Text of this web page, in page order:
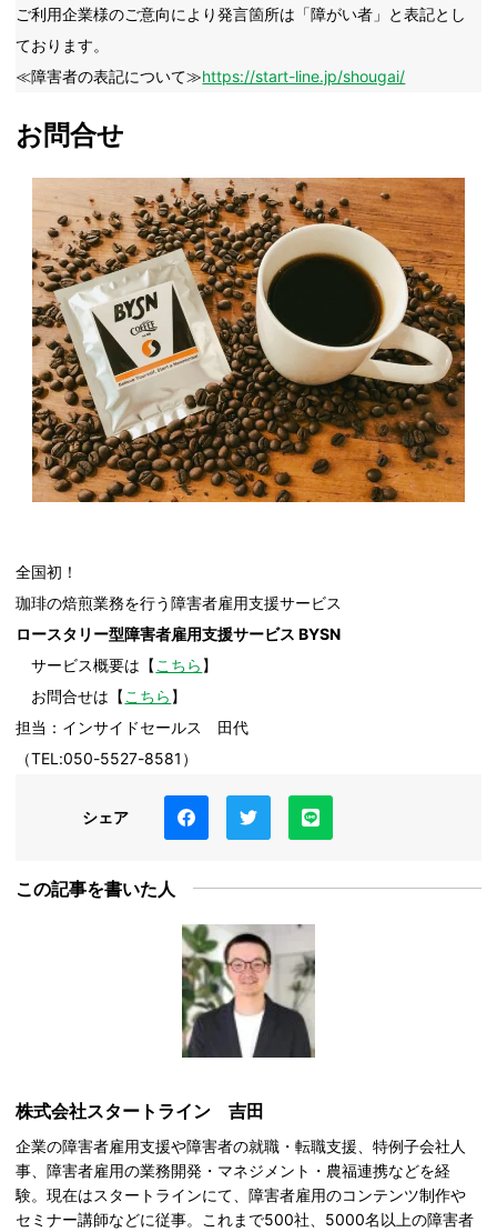
ご利用企業様のご意向により発言箇所は「障がい者」と表記とし
ております。
≪障害者の表記について≫https://start-line.jp/shougai/
お問合せ
全国初！
珈琲の焙煎業務を行う障害者雇用支援サービス
ロースタリー型障害者雇用支援サービス BYSN
サービス概要は【 こちら 】
お問合せは【 こちら 】
担当：インサイドセールス 田代
（TEL:050-5527-8581）
シェア
この記事を書いた人
株式会社スタートライン 吉田
企業の障害者雇用支援や障害者の就職・転職支援、特例子会社人
事、障害者雇用の業務開発・マネジメント・農福連携などを経
験。現在はスタートラインにて、障害者雇用のコンテンツ制作や
セミナー講師などに従事。これまで500社、5000名以上の障害者